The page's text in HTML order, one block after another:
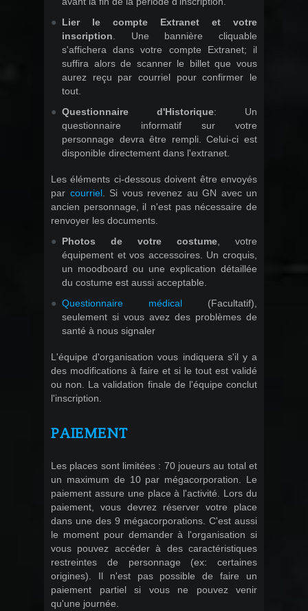
Lier le compte Extranet et votre
inscription. Une bannière cliquable
s'affichera dans votre compte Extranet; il
suffira alors de scanner le billet que vous
aurez reçu par courriel pour confirmer le
tout.
Questionnaire d'Historique: Un
questionnaire informatif sur votre
personnage devra être rempli. Celui-ci est
disponible directement dans l'extranet.
Les éléments ci-dessous doivent être envoyés
par courriel. Si vous revenez au GN avec un
ancien personnage, il n'est pas nécessaire de
renvoyer les documents.
Photos de votre costume, votre
équipement et vos accessoires. Un croquis,
un moodboard ou une explication détaillée
du costume est aussi acceptable.
Questionnaire médical (Facultatif),
seulement si vous avez des problèmes de
santé à nous signaler
L'équipe d'organisation vous indiquera s'il y a
des modifications à faire et si le tout est validé
ou non. La validation finale de l'équipe conclut
l'inscription.
PAIEMENT
Les places sont limitées : 70 joueurs au total et
un maximum de 10 par mégacorporation. Le
paiement assure une place à l'activité. Lors du
paiement, vous devrez réserver votre place
dans une des 9 mégacorporations. C'est aussi
le moment pour demander à l'organisation si
vous pouvez accéder à des caractéristiques
restreintes de personnage (ex: certaines
origines). Il n'est pas possible de faire un
paiement partiel si vous ne pouvez venir
qu'une journée.